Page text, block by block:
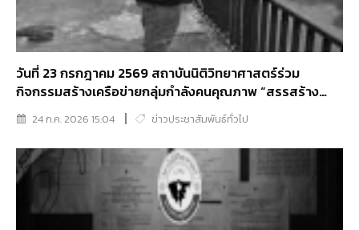
วันที่ 23 กรกฎาคม 2569 สถาบันนิติวิทยาศาสตร์ร่วม
กิจกรรมสร้างเครือข่ายกลุ่มกําลังคนคุณภาพ “สรรสร้าง
สีสันปลุกพลังจิตอาสา พัฒนาคลองเปรมประชากร”
24 ก.ค. 2026 15:04 ข่าวประชาสัมพันธ์ทั่วไป